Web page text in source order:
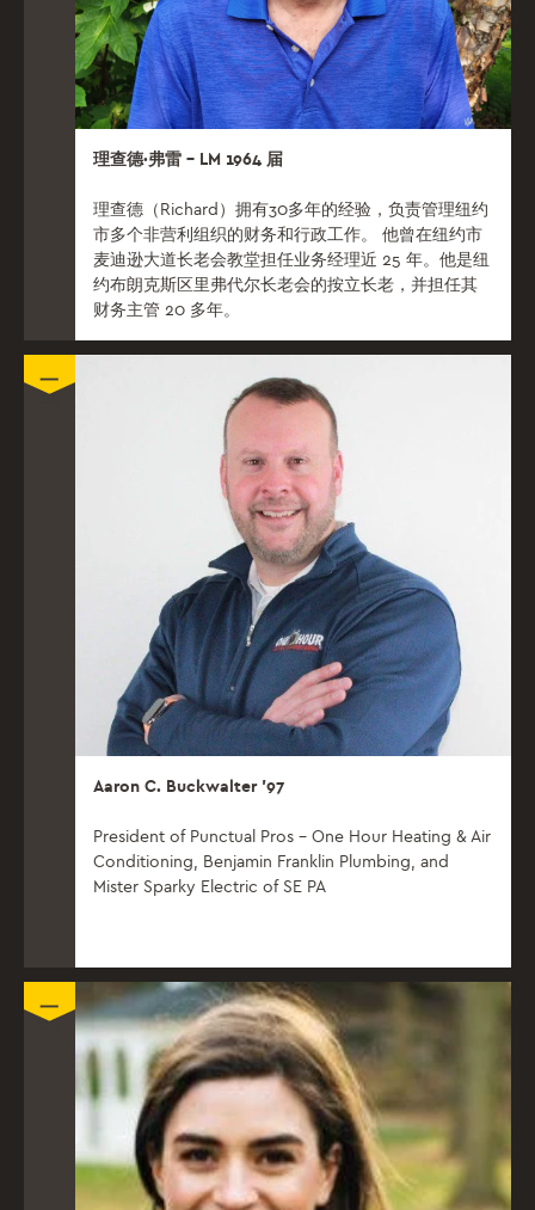
理查德·弗雷 – LM 1964 届
理查德（Richard）拥有30多年的经验，负责管理纽约
市多个非营利组织的财务和行政工作。 他曾在纽约市
麦迪逊大道长老会教堂担任业务经理近 25 年。他是纽
约布朗克斯区里弗代尔长老会的按立长老，并担任其
财务主管 20 多年。
Aaron C. Buckwalter ’97
President of Punctual Pros – One Hour Heating & Air
Conditioning, Benjamin Franklin Plumbing, and
Mister Sparky Electric of SE PA